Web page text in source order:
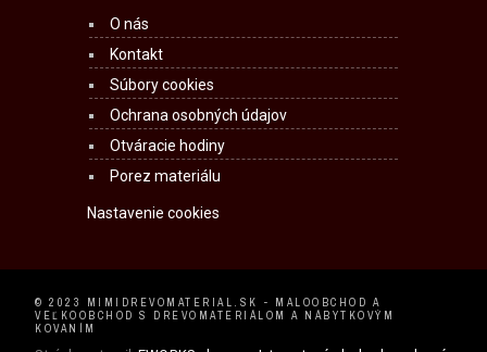
O nás
Kontakt
Súbory cookies
Ochrana osobných údajov
Otváracie hodiny
Porez materiálu
Nastavenie cookies
© 2023 MIMIDREVOMATERIAL.SK - MALOOBCHOD A
VEĽKOOBCHOD S DREVOMATERIÁLOM A NÁBYTKOVÝM
KOVANÍM